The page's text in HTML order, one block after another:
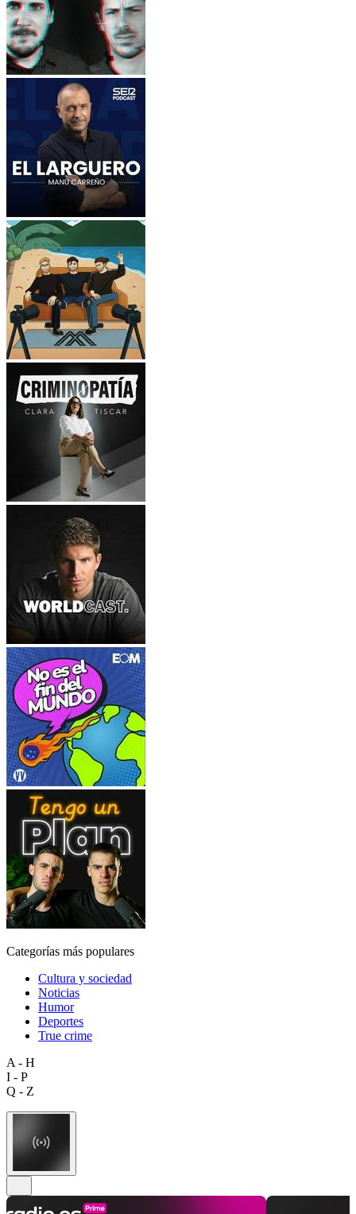
Categorías más populares
Cultura y sociedad
Noticias
Humor
Deportes
True crime
A - H
I - P
Q - Z